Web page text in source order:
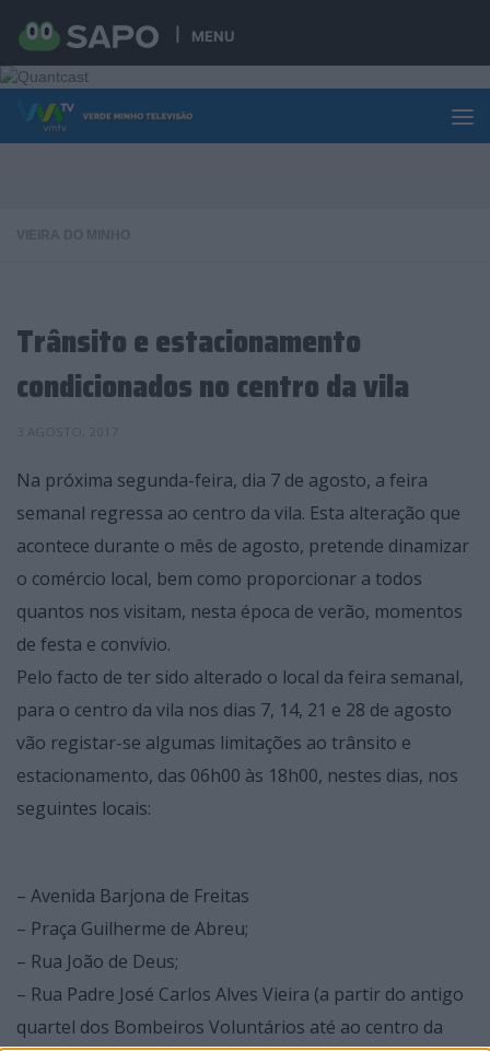
MENU
Skip to content
Trânsito e estacionamento
condicionados no centro da vila
Na próxima segunda-feira, dia 7 de agosto, a feira
semanal regressa ao centro da vila. Esta alteração que
acontece durante o mês de agosto, pretende dinamizar
o comércio local, bem como proporcionar a todos
quantos nos visitam, nesta época de verão, momentos
de festa e convívio.
Pelo facto de ter sido alterado o local da feira semanal,
para o centro da vila nos dias 7, 14, 21 e 28 de agosto
vão registar-se algumas limitações ao trânsito e
estacionamento, das 06h00 às 18h00, nestes dias, nos
seguintes locais:
– Avenida Barjona de Freitas
– Praça Guilherme de Abreu;
– Rua João de Deus;
– Rua Padre José Carlos Alves Vieira (a partir do antigo
quartel dos Bombeiros Voluntários até ao centro da